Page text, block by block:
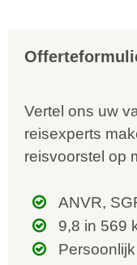
Vertel ons uw
reisexperts
reisvoorstel op
ANVR,
9,8 in 569